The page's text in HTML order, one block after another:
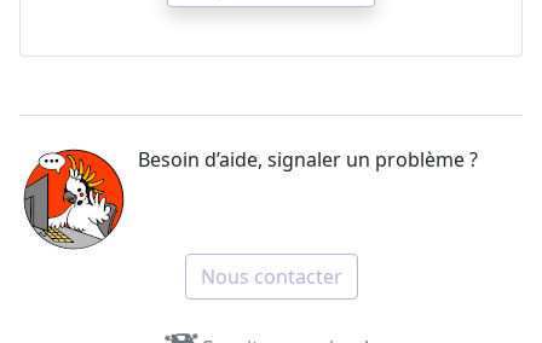
Besoin d’aide, signaler un problème ?
Nous contacter